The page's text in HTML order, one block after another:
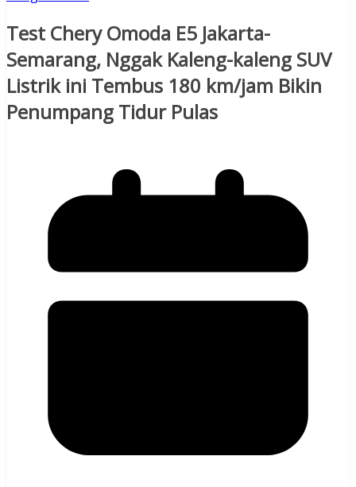
Test Chery Omoda E5 Jakarta-
Semarang, Nggak Kaleng-kaleng SUV
Listrik ini Tembus 180 km/jam Bikin
Penumpang Tidur Pulas